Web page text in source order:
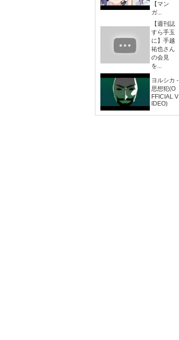
【マン
ガ...
【週刊誌
すら手玉
に】手越
祐也さん
の会見
を...
ヨルシカ -
思想犯(O
FFICIAL V
IDEO)